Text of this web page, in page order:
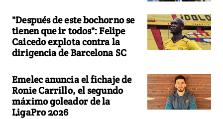
"Después de este bochorno se
tienen que ir todos": Felipe
Caicedo explota contra la
dirigencia de Barcelona SC
Emelec anuncia el fichaje de
Ronie Carrillo, el segundo
máximo goleador de la
LigaPro 2026